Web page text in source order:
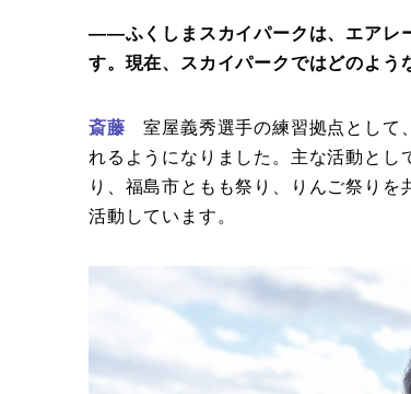
――ふくしまスカイパークは、エアレ
す。現在、スカイパークではどのよう
斎藤 室屋義秀選手の練習拠点として
れるようになりました。主な活動とし
り、福島市ともも祭り、りんご祭りを
活動しています。